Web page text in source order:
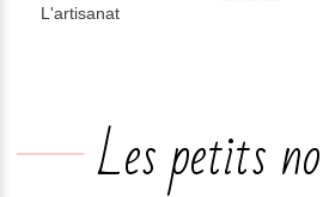
L'artisanat